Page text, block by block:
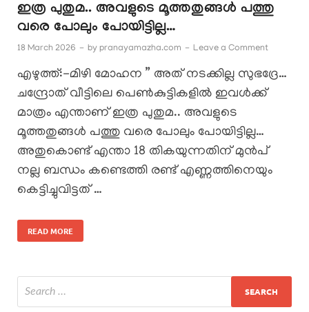
ഇത്ര പുതുമ.. അവളുടെ മൂത്തതുങ്ങൾ പത്തു
വരെ പോലും പോയിട്ടില്ല…
18 March 2026 - by pranayamazha.com - Leave a Comment
എഴുത്ത്:-മിഴി മോഹന ” അത് നടക്കില്ല സുഭദ്രേ…
ചന്ദ്രോത് വീട്ടിലെ പെൺകുട്ടികളിൽ ഇവൾക്ക്
മാത്രം എന്താണ് ഇത്ര പുതുമ.. അവളുടെ
മൂത്തതുങ്ങൾ പത്തു വരെ പോലും പോയിട്ടില്ല…
അതുകൊണ്ട് എന്താ 18 തികയുന്നതിന് മുൻപ്
നല്ല ബന്ധം കണ്ടെത്തി രണ്ട് എണ്ണത്തിനെയും
കെട്ടിച്ചുവിട്ടത് …
READ MORE